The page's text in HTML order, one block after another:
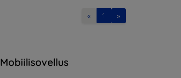
« 1 »
Mobiilisovellus